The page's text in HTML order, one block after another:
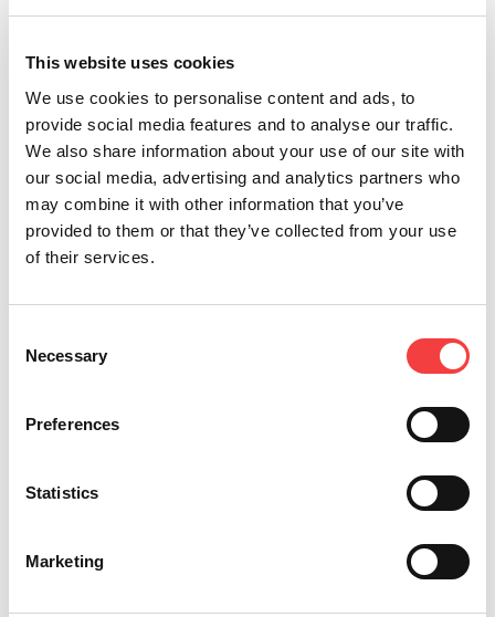
This website uses cookies
We use cookies to personalise content and ads, to
provide social media features and to analyse our traffic.
We also share information about your use of our site with
our social media, advertising and analytics partners who
may combine it with other information that you’ve
provided to them or that they’ve collected from your use
of their services.
Selection
Necessary
Preferences
Statistics
Marketing
KEYLINE!
Вы готовы к Keyline HUB? Попробуйте наше
приложение сегодня! Это новая точка доступа к
миру Keyline, новая платформа, чтобы управлять
Вашем бизнесом прямо со смартфоном! Скачайте
его сейчас!
ЛЕГКО УПРАВЛЯЙТЕ СВОИМИ ПРОДУКТАМИ